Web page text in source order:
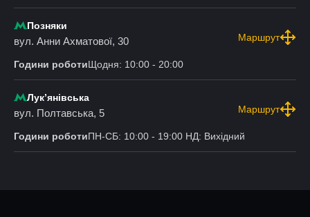
Позняки
вул. Анни Ахматової, 30 Маршрут
Години роботиЩодня: 10:00 - 20:00
Лукʼянівська
вул. Полтавська, 5 Маршрут
Години роботиПН-СБ: 10:00 - 19:00 НД: Вихідний